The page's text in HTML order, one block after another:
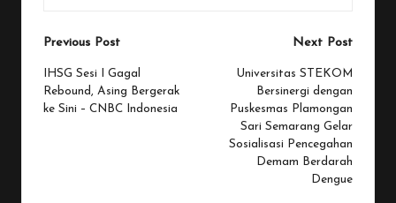
Post
navigation
Previous Post
IHSG Sesi I Gagal
Rebound, Asing Bergerak
ke Sini – CNBC Indonesia
Next Post
Universitas STEKOM
Bersinergi dengan
Puskesmas Plamongan
Sari Semarang Gelar
Sosialisasi Pencegahan
Demam Berdarah
Dengue